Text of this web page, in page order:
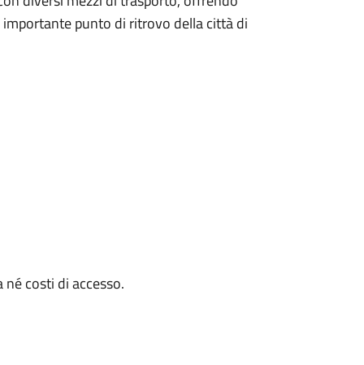
punto di ritrovo della città di
costi di accesso.